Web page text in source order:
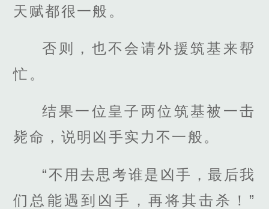
天赋都很一般。
否则，也不会请外援筑基来帮
忙。
结果一位皇子两位筑基被一击
毙命，说明凶手实力不一般。
“不用去思考谁是凶手，最后我
们总能遇到凶手，再将其击杀！”